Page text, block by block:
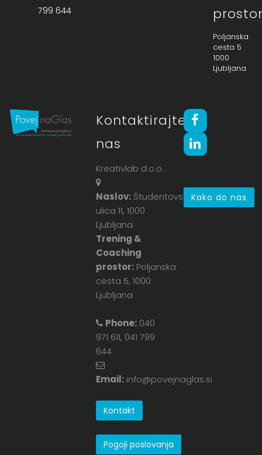
799 644
Poljanska
cesta 5
1000
Ljubljana
Kontaktirajte
nas
Kreativlab d.o.o.
Naslov: Študentovska
ulica 11, 1000
Ljubljana
Trening &
Coaching
prostor: Poljanska
cesta 5, 1000
Ljubljana
Phone: 040
971 611, 041 799
644
Email: info@povejnaglas.si
Kontakt
Pogoji poslovanja
Kako do nas